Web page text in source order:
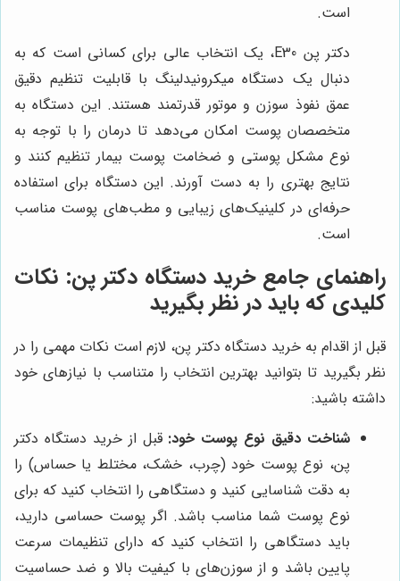
است.
دکتر پن E30، یک انتخاب عالی برای کسانی است که به
دنبال یک دستگاه میکرونیدلینگ با قابلیت تنظیم دقیق
عمق نفوذ سوزن و موتور قدرتمند هستند. این دستگاه به
متخصصان پوست امکان می‌دهد تا درمان را با توجه به
نوع مشکل پوستی و ضخامت پوست بیمار تنظیم کنند و
نتایج بهتری را به دست آورند. این دستگاه برای استفاده
حرفه‌ای در کلینیک‌های زیبایی و مطب‌های پوست مناسب
است.
راهنمای جامع خرید دستگاه دکتر پن: نکات
کلیدی که باید در نظر بگیرید
قبل از اقدام به خرید دستگاه دکتر پن، لازم است نکات مهمی را در
نظر بگیرید تا بتوانید بهترین انتخاب را متناسب با نیازهای خود
داشته باشید:
شناخت دقیق نوع پوست خود: قبل از خرید دستگاه دکتر
پن، نوع پوست خود (چرب، خشک، مختلط یا حساس) را
به دقت شناسایی کنید و دستگاهی را انتخاب کنید که برای
نوع پوست شما مناسب باشد. اگر پوست حساسی دارید،
باید دستگاهی را انتخاب کنید که دارای تنظیمات سرعت
پایین باشد و از سوزن‌های با کیفیت بالا و ضد حساسیت